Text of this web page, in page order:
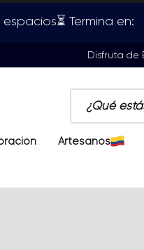
Termina en:
Disfruta de
¿Qué estás
Artesanos